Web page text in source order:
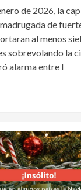
de 2026, la
de
al menos
sobrevolando la
alarma entre l